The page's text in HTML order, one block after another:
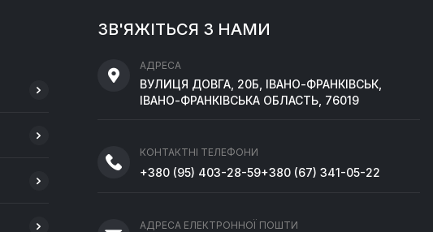
ЗВ'ЯЖІТЬСЯ З НАМИ
АДРЕСА
ВУЛИЦЯ ДОВГА, 20Б, ІВАНО-ФРАНКІВСЬК,
ІВАНО-ФРАНКІВСЬКА ОБЛАСТЬ, 76019
КОНТАКТНІ ТЕЛЕФОНИ
+380 (95) 403-28-59+380 (67) 341-05-22
АДРЕСА ЕЛЕКТРОННОЇ ПОШТИ